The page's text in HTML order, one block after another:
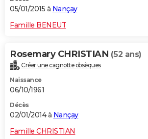
05/01/2015 à Nançay
Famille BENEUT
Rosemary CHRISTIAN (52 ans)
Créer une cagnotte obsèques
Naissance
06/10/1961
Décès
02/01/2014 à Nançay
Famille CHRISTIAN